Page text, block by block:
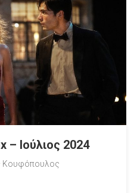
– Ιούλιος 2024
Κουφόπουλος